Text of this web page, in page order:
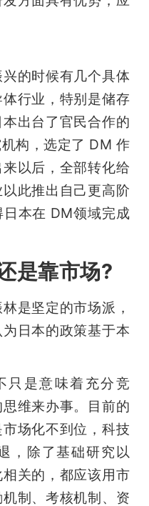
的时候有几个具体
行业，特别是储存
出台了官民合作的
构，选定了 DM 作
以后，全部转化给
此推出自己更高阶
本在 DM领域完成
是靠市场?
是坚定的市场派，
日本的政策基于本
只是意味着充分竞
维来办事。目前的
场化不到位，科技
，除了基础研究以
关的，都应该用市
制、考核机制、资